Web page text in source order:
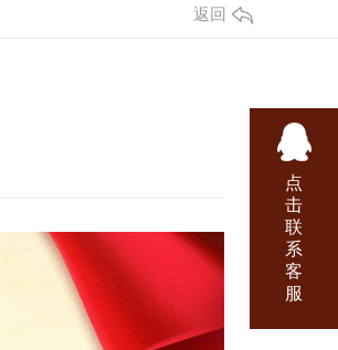
返回
点
击
联
系
客
服